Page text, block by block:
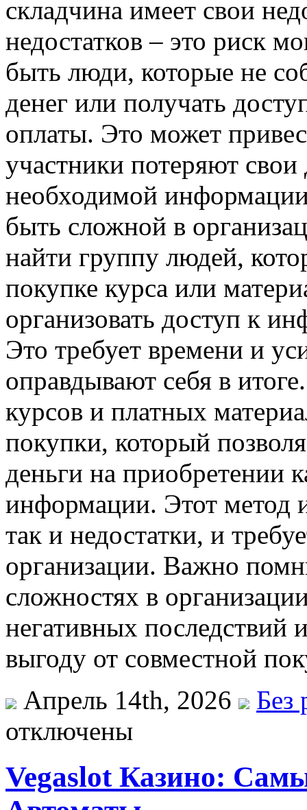
складчина имеет свои
недостатков – это риск
быть люди, которые не
денег или получать
оплаты. Это может
участники потеряют
необходимой
быть сложной в
найти группу людей,
покупке курса или
организовать доступ к
Это требует времени и
оправдывают себя в
курсов и платных
покупки, который
деньги на приобретении
информации. Этот метод
так и недостатки, и
организации. Важно
сложностях в
негативных
выгоду от совместной
Апрель 14th, 2026
Без
отключены
Vegaslot Казино: